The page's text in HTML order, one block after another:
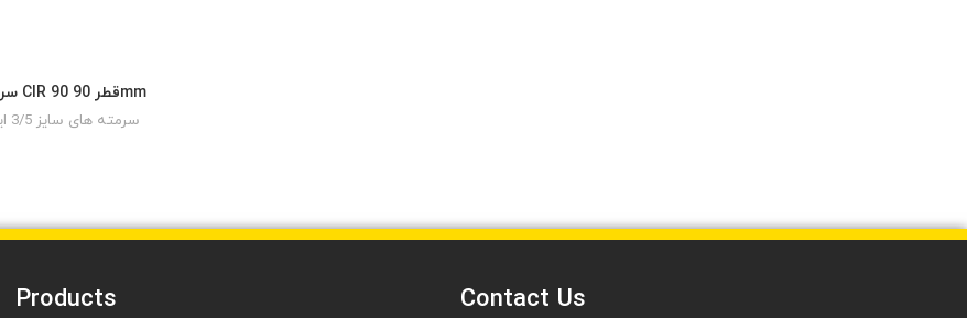
READ MORE
سرمته CIR 90 قطر 90mm
سرمته های سایز 3/5 اینچ
Products Contact Us